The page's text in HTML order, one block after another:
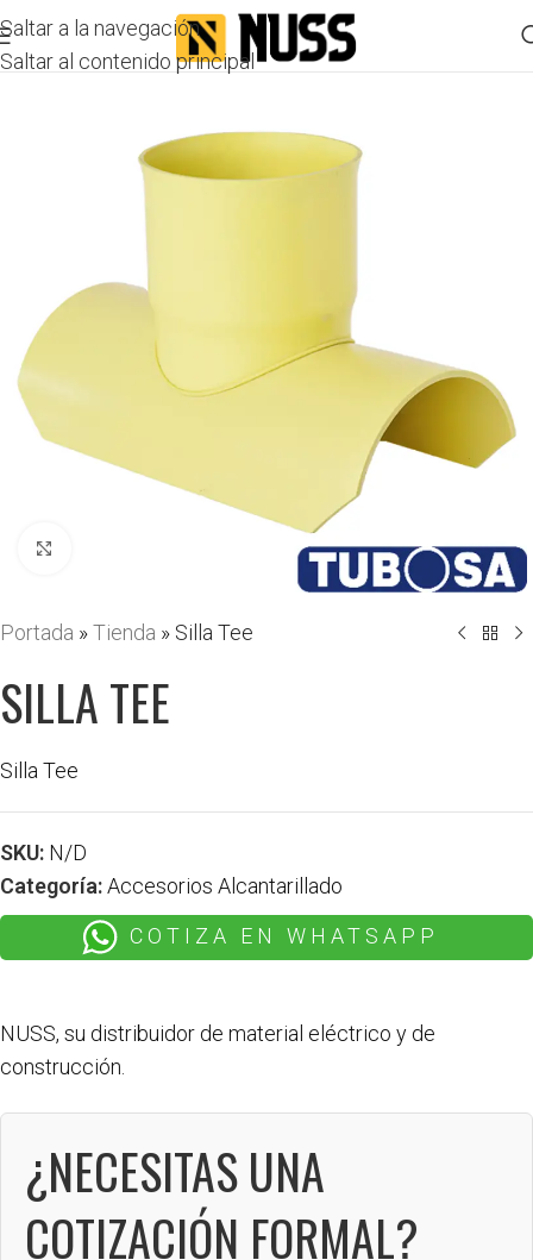
Saltar a la navegación
Saltar al contenido principal
Portada »Tienda » Silla Tee
SILLA TEE
Silla Tee
SKU: N/D
Categoría:Accesorios Alcantarillado
COTIZA EN WHATSAPP
NUSS, su distribuidor de material eléctrico y de
construcción.
¿NECESITAS UNA
COTIZACIÓN FORMAL?